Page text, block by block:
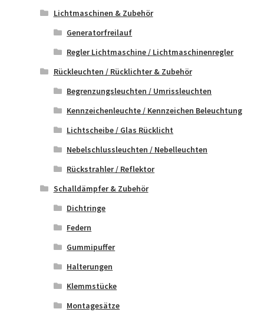
Lichtmaschinen & Zubehör
Generatorfreilauf
Regler Lichtmaschine / Lichtmaschinenregler
Rückleuchten / Rücklichter & Zubehör
Begrenzungsleuchten / Umrissleuchten
Kennzeichenleuchte / Kennzeichen Beleuchtung
Lichtscheibe / Glas Rücklicht
Nebelschlussleuchten / Nebelleuchten
Rückstrahler / Reflektor
Schalldämpfer & Zubehör
Dichtringe
Federn
Gummipuffer
Halterungen
Klemmstücke
Montagesätze